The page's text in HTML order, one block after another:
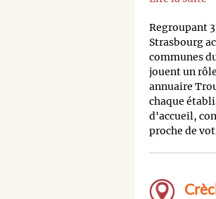
Regroupant
Strasbourg
communes
jouent un
annuaire
chaque
d'accueil,
proche de